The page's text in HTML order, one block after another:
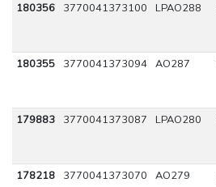
180356
3770041373100 LPAO288
180355 3770041373094 AO287
179883 3770041373087 LPAO280
178218 3770041373070 AO279